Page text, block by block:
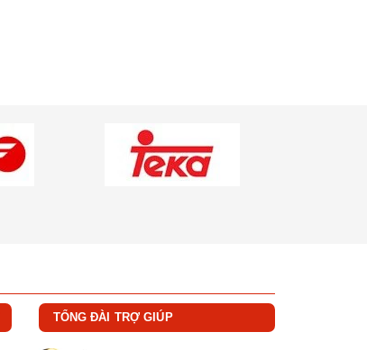
TỔNG ĐÀI TRỢ GIÚP